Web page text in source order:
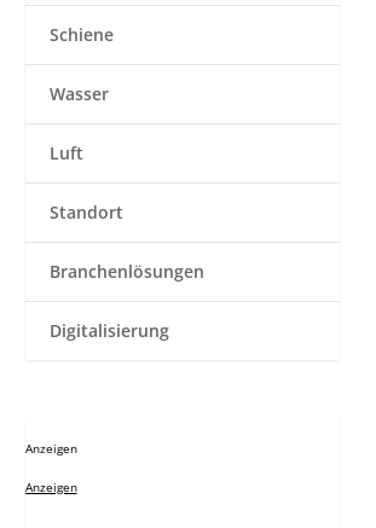
Schiene
Wasser
Luft
Standort
Branchenlösungen
Digitalisierung
Anzeigen
Anzeigen